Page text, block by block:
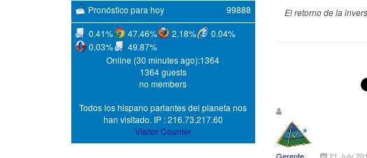
El retorno de la
Gerente.
21 July
Pronóstico para hoy
99888
0.41%
47.46% 2.18%
0.04%
0.03%
49.87%
Online (30 minutes ago):1364
1364 guests
no members
Todos los hispano parlantes del planeta nos
han visitado. IP : 216.73.217.60
Visitor Counter